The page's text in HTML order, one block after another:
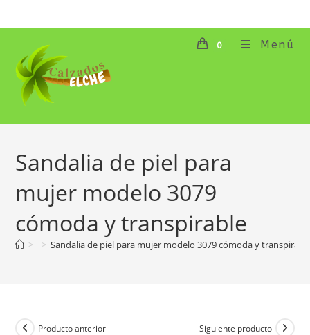
al
contenido
0 Menú
Sandalia de piel para
mujer modelo 3079
cómoda y transpirable
> > Sandalia de piel para mujer modelo 3079 cómoda y
Producto anterior Siguiente producto